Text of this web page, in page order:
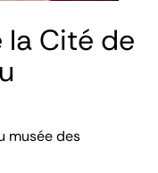
la Cité de
musée des